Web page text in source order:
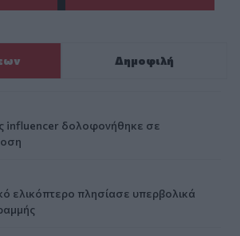
Δημοφιλή
influencer δολοφονήθηκε σε
ελικόπτερο πλησίασε υπερβολικά